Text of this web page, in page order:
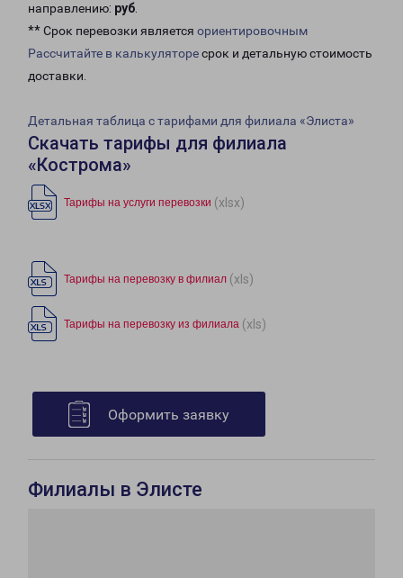
направлению: руб.
** Срок перевозки является ориентировочным
Рассчитайте в калькуляторесрок и детальную стоимость
доставки.
Детальная таблица с тарифами для филиала «Элиста»
Скачать тарифы для филиала
«Кострома»
Тарифы на услуги перевозки (xlsx)
Тарифы на перевозку в филиал (xls)
Тарифы на перевозку из филиала (xls)
Оформить заявку
Филиалы в Элисте